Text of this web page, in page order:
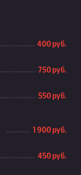
400 руб.
750 руб.
550 руб.
1 900 руб.
450 руб.